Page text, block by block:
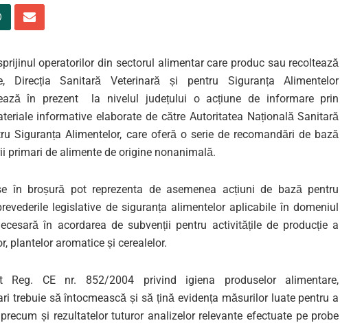
operatorilor din sectorul alimentar care produc sau recoltează
Direcția Sanitară Veterinară și pentru Siguranța Alimentelor
în prezent la nivelul județului o acțiune de informare prin
informative elaborate de către Autoritatea Națională Sanitară
Siguranța Alimentelor, care oferă o serie de recomandări de bază
primari de alimente de origine nonanimală.
în broșură pot reprezenta de asemenea acțiuni de bază pentru
legislative de siguranța alimentelor aplicabile în domeniul
în acordarea de subvenții pentru activitățile de producție a
plantelor aromatice și cerealelor.
Reg. CE nr. 852/2004 privind igiena produselor alimentare,
trebuie să întocmească și să țină evidența măsurilor luate pentru a
și rezultatelor tuturor analizelor relevante efectuate pe probe